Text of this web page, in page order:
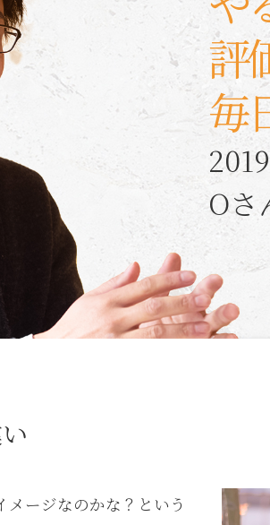
評
毎
Oさ
ージなのかな？という